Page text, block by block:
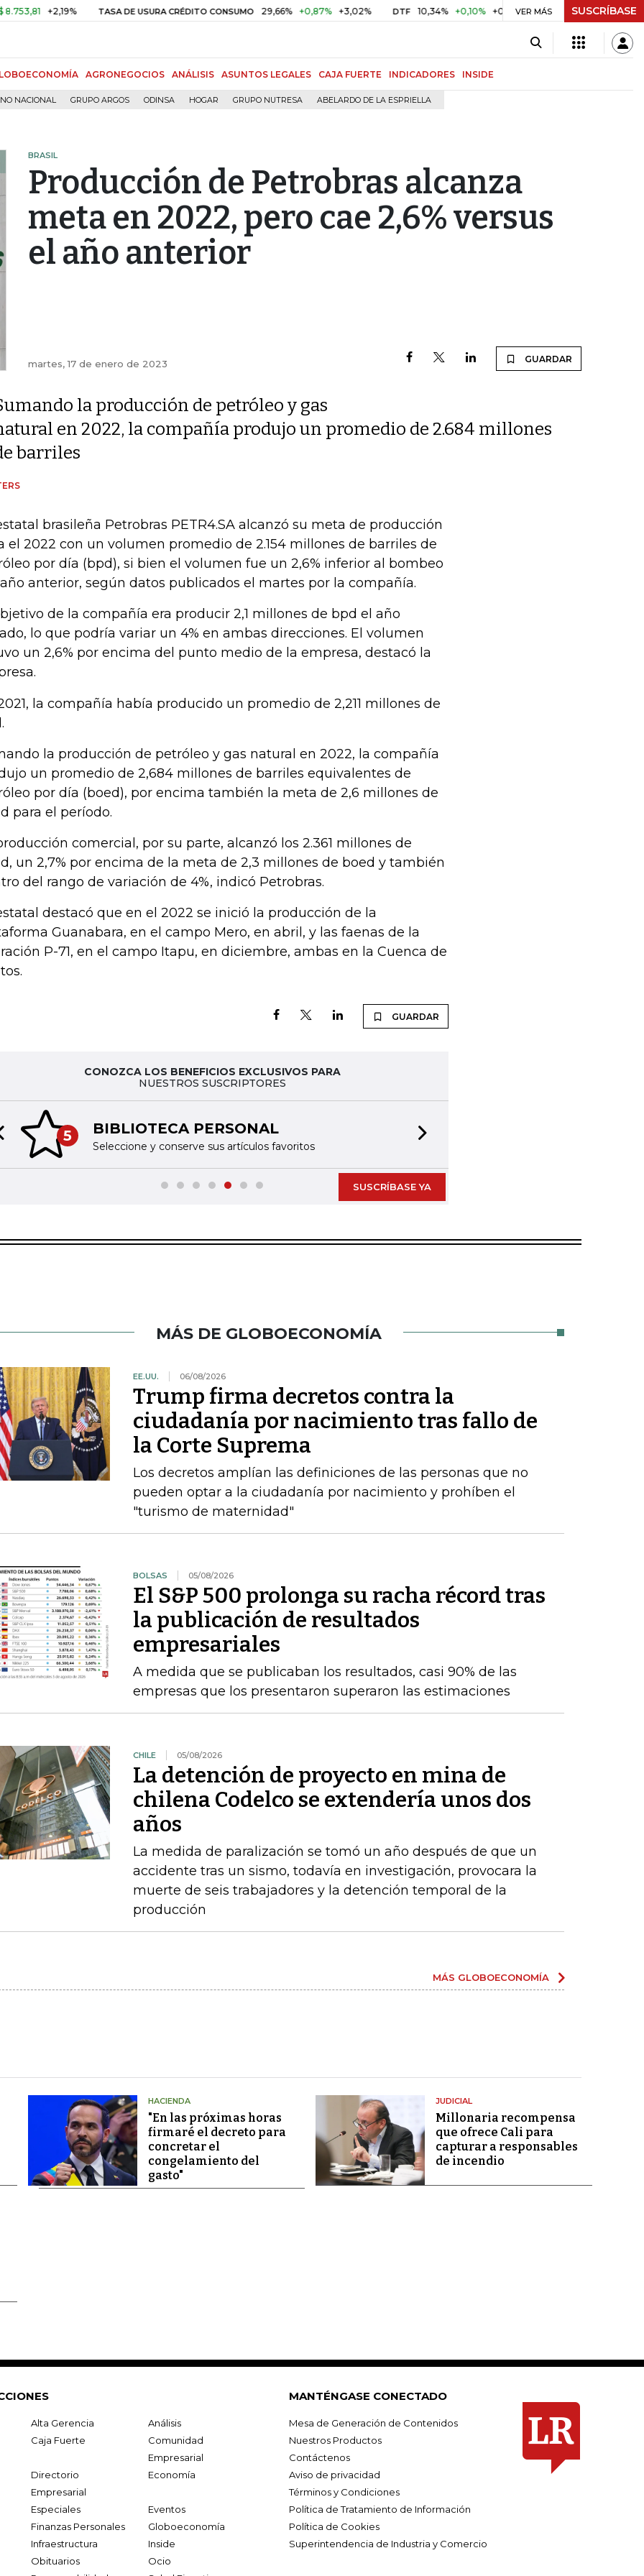
+2,19% TASA DE USURA CRÉDITO CONSUMO 29,66% +0,87% +3,02% DTF 10,34% +0,10% +0,98% UVR $ 417,01 +$ 0,05
VER MÁS SUSCRÍBASE
AGRONEGOCIOS ANÁLISIS ASUNTOS LEGALES CAJA FUERTE INDICADORES INSIDE
NACIONAL GRUPO ARGOS ODINSA HOGAR GRUPO NUTRESA ABELARDO DE LA ESPRIELLA
BRASIL
Producción de Petrobras alcanza
meta en 2022, pero cae 2,6% versus
el año anterior
martes, 17 de enero de 2023 GUARDAR
la producción de petróleo y gas
en 2022, la compañía produjo un promedio de 2.684 millones
barriles
brasileña Petrobras PETR4.SA alcanzó su meta de producción
el 2022 con un volumen promedio de 2.154 millones de barriles de
por día (bpd), si bien el volumen fue un 2,6% inferior al bombeo
anterior, según datos publicados el martes por la compañía.
de la compañía era producir 2,1 millones de bpd el año
lo que podría variar un 4% en ambas direcciones. El volumen
un 2,6% por encima del punto medio de la empresa, destacó la
la compañía había producido un promedio de 2,211 millones de
la producción de petróleo y gas natural en 2022, la compañía
un promedio de 2,684 millones de barriles equivalentes de
por día (boed), por encima también la meta de 2,6 millones de
para el período.
comercial, por su parte, alcanzó los 2.361 millones de
un 2,7% por encima de la meta de 2,3 millones de boed y también
del rango de variación de 4%, indicó Petrobras.
destacó que en el 2022 se inició la producción de la
Guanabara, en el campo Mero, en abril, y las faenas de la
P-71, en el campo Itapu, en diciembre, ambas en la Cuenca de
GUARDAR
CONOZCA LOS BENEFICIOS EXCLUSIVOS PARA
NUESTROS SUSCRIPTORES
5 BIBLIOTECA PERSONAL
Seleccione y conserve sus artículos favoritos
slide
SUSCRÍBASE YA
MÁS DE GLOBOECONOMÍA
EE.UU. 06/08/2026
Trump firma decretos contra la
ciudadanía por nacimiento tras fallo de
la Corte Suprema
Los decretos amplían las definiciones de las personas que no
pueden optar a la ciudadanía por nacimiento y prohíben el
"turismo de maternidad"
BOLSAS 05/08/2026
El S&P 500 prolonga su racha récord tras
la publicación de resultados
empresariales
A medida que se publicaban los resultados, casi 90% de las
empresas que los presentaron superaron las estimaciones
CHILE 05/08/2026
La detención de proyecto en mina de
chilena Codelco se extendería unos dos
años
La medida de paralización se tomó un año después de que un
accidente tras un sismo, todavía en investigación, provocara la
muerte de seis trabajadores y la detención temporal de la
producción
MÁS GLOBOECONOMÍA
HACIENDA
"En las próximas horas
firmaré el decreto para
concretar el
congelamiento del
gasto"
JUDICIAL
Millonaria recompensa
que ofrece Cali para
capturar a responsables
de incendio
Alta Gerencia
Análisis
Caja Fuerte
Comunidad
Empresarial
Directorio
Empresarial
Economía
Especiales
Eventos
Finanzas Personales
Globoeconomía
Infraestructura
Inside
Obituarios
Ocio
MANTÉNGASE CONECTADO
Mesa de Generación de Contenidos
Nuestros Productos
Contáctenos
Aviso de privacidad
Términos y Condiciones
Política de Tratamiento de Información
Política de Cookies
Superintendencia de Industria y Comercio